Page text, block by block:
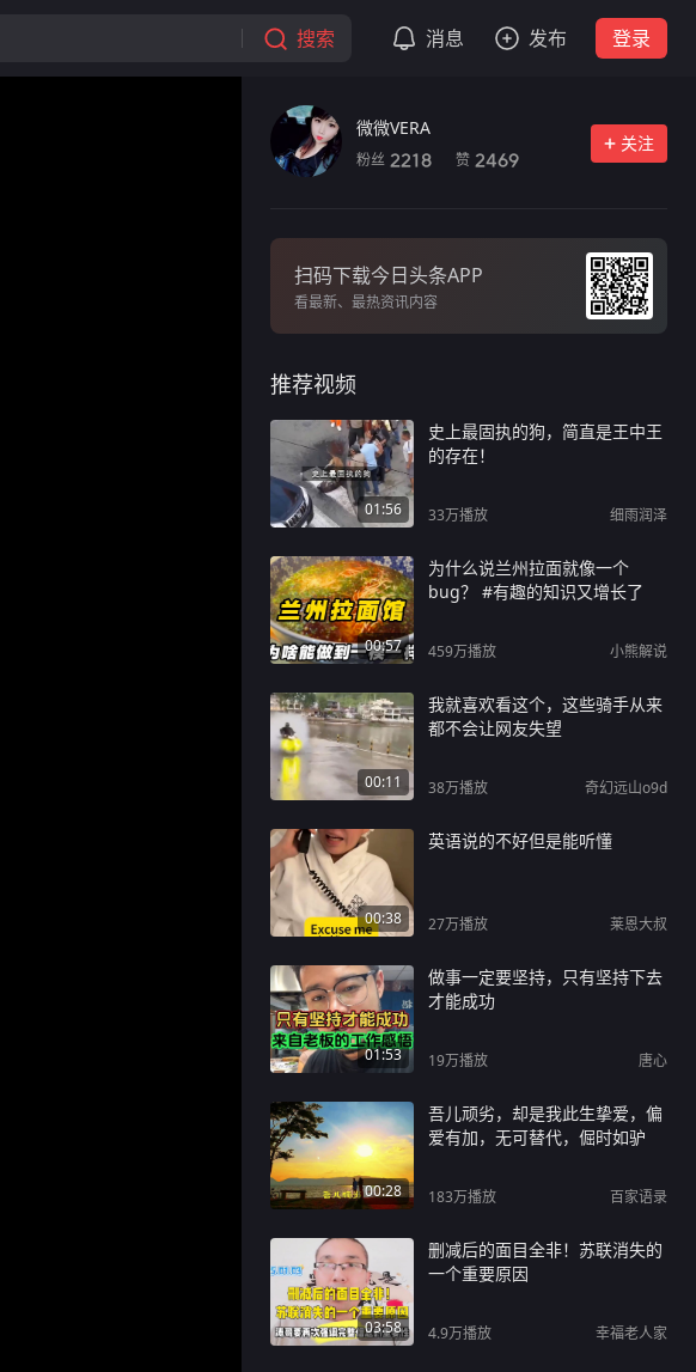
搜索 消息 发布 登录
微微VERA
粉丝 2218 赞 2469
关注
扫码下载今日头条APP
看最新、最热资讯内容
推荐视频
01:56
史上最固执的狗，简直是王中王
的存在！
33万播放 细雨润泽
00:57
为什么说兰州拉面就像一个
bug？ #有趣的知识又增长了
459万播放 小熊解说
00:11
我就喜欢看这个，这些骑手从来
都不会让网友失望
38万播放 奇幻远山o9d
00:38
英语说的不好但是能听懂
27万播放 莱恩大叔
01:53
做事一定要坚持，只有坚持下去
才能成功
19万播放 唐心
00:28
吾儿顽劣，却是我此生挚爱，偏
爱有加，无可替代，倔时如驴
183万播放 百家语录
03:58
删减后的面目全非！苏联消失的
一个重要原因
4.9万播放 幸福老人家